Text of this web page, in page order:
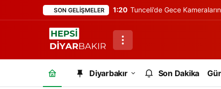
SON GELIŞMELER 1:20 Tunceli’de Gece
Diyarbakır Son Dakika